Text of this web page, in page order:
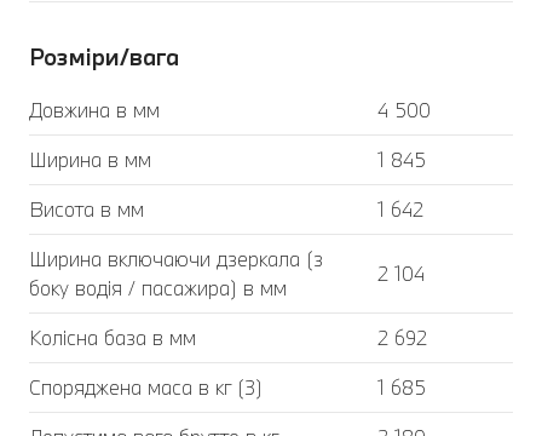
Розміри/вага
Довжина в мм
4 500
Ширина в мм
1 845
Висота в мм
1 642
Ширина включаючи дзеркала (з
боку водія / пасажира) в мм
2 104
Колісна база в мм
2 692
Споряджена маса в кг (3)
1 685